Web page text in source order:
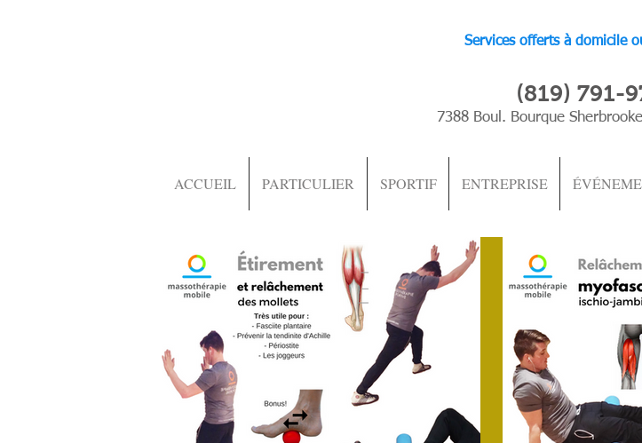
Services offerts à domicile
(819) 791-
7388 Boul. Bourque
ACCUEIL PARTICULIER SPORTIF ENTREPRISE